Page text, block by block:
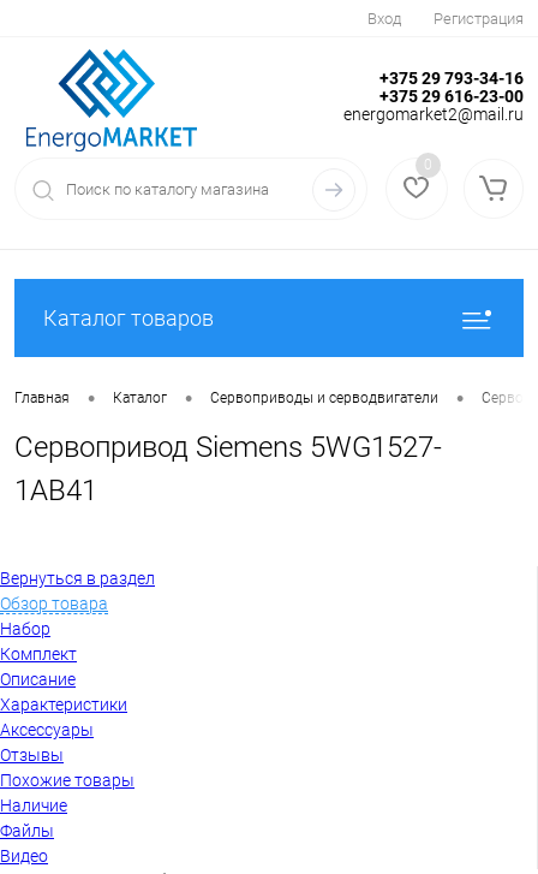
Вход Регистрация
+375 29 793-34-16
+375 29 616-23-00
energomarket2@mail.ru
0
Каталог товаров
Главная • Каталог • Сервоприводы и серводвигатели •
Сервопривод Siemens 5WG1527-
1AB41
Вернуться в раздел
Обзор товара
Набор
Комплект
Описание
Характеристики
Аксессуары
Отзывы
Похожие товары
Наличие
Файлы
Видео